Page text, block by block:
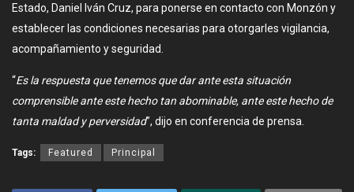
Estado, Daniel Iván Cruz, para ponerse en contacto con Monzón y
establecer las condiciones necesarias para otorgarles vigilancia,
acompañamiento y seguridad.
“Es la respuesta que tenemos que dar ante esta situación
comprensible ante este hecho tan abominable, ante este hecho de
tanta maldad y perversidad”, dijo en conferencia de prensa.
Tags: Featured Principal